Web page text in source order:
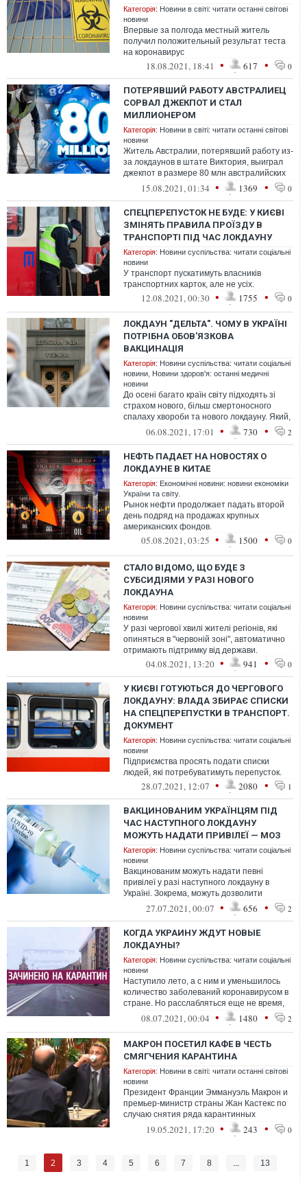
Категорія: Новини в світі: читати останні світові
новини
Впервые за полгода местный житель
получил положительный результат теста
на коронавирус
18.08.2021, 18:41 • 617 • 0
ПОТЕРЯВШИЙ РАБОТУ АВСТРАЛИЕЦ
СОРВАЛ ДЖЕКПОТ И СТАЛ
МИЛЛИОНЕРОМ
Категорія: Новини в світі: читати останні світові
новини
Житель Австралии, потерявший работу из-
за локдаунов в штате Виктория, выиграл
джекпот в размере 80 млн австралийских
долларов (около 58,7 млн долларов...
15.08.2021, 01:34 • 1369 • 0
СПЕЦПЕРЕПУСТОК НЕ БУДЕ: У КИЄВІ
ЗМІНЯТЬ ПРАВИЛА ПРОЇЗДУ В
ТРАНСПОРТІ ПІД ЧАС ЛОКДАУНУ
Категорія: Новини суспільства: читати соціальні
новини
У транспорт пускатимуть власників
транспортних карток, але не усіх.
12.08.2021, 00:30 • 1755 • 0
ЛОКДАУН "ДЕЛЬТА". ЧОМУ В УКРАЇНІ
ПОТРІБНА ОБОВ'ЯЗКОВА
ВАКЦИНАЦІЯ
Категорія: Новини суспільства: читати соціальні
новини Новини здоров'я: останні медичні
новини
До осені багато країн світу підходять зі
страхом нового, більш смертоносного
спалаху хвороби та нового локдауну. Який,
як показує досвід, може тривати...
06.08.2021, 17:01 • 730 • 2
НЕФТЬ ПАДАЕТ НА НОВОСТЯХ О
ЛОКДАУНЕ В КИТАЕ
Категорія: Економічні новини: новини економіки
України та світу.
Рынок нефти продолжает падать второй
день подряд на продажах крупных
американских фондов.
05.08.2021, 03:25 • 1500 • 0
СТАЛО ВІДОМО, ЩО БУДЕ З
СУБСИДІЯМИ У РАЗІ НОВОГО
ЛОКДАУНА
Категорія: Новини суспільства: читати соціальні
новини
У разі чергової хвилі жителі регіонів, які
опиняться в "червоній зоні", автоматично
отримають підтримку від держави.
04.08.2021, 13:20 • 941 • 0
У КИЄВІ ГОТУЮТЬСЯ ДО ЧЕРГОВОГО
ЛОКДАУНУ: ВЛАДА ЗБИРАЄ СПИСКИ
НА СПЕЦПЕРЕПУСТКИ В ТРАНСПОРТ.
ДОКУМЕНТ
Категорія: Новини суспільства: читати соціальні
новини
Підприємства просять подати списки
людей, які потребуватимуть перепусток.
28.07.2021, 12:07 • 2080 • 1
ВАКЦИНОВАНИМ УКРАЇНЦЯМ ПІД
ЧАС НАСТУПНОГО ЛОКДАУНУ
МОЖУТЬ НАДАТИ ПРИВІЛЕЇ — МОЗ
Категорія: Новини суспільства: читати соціальні
новини
Вакцинованим можуть надати певні
привілеї у разі наступного локдауну в
Україні. Зокрема, можуть дозволити
відвідувати ресторани та кінотеатри.
27.07.2021, 00:07 • 656 • 2
КОГДА УКРАИНУ ЖДУТ НОВЫЕ
ЛОКДАУНЫ?
Категорія: Новини суспільства: читати соціальні
новини
Наступило лето, а с ним и уменьшилось
количество заболеваний коронавирусом в
стране. Но расслабляться еще не время,
так как в мире уже выявлены новые ...
08.07.2021, 00:04 • 1480 • 2
МАКРОН ПОСЕТИЛ КАФЕ В ЧЕСТЬ
СМЯГЧЕНИЯ КАРАНТИНА
Категорія: Новини в світі: читати останні світові
новини
Президент Франции Эммануэль Макрон и
премьер-министр страны Жан Кастекс по
случаю снятия ряда карантинных
ограничений посетили терассу кафе
19.05.2021, 17:20 • 243 • 0
1 2 3 4 5 6 7 8 ... 13